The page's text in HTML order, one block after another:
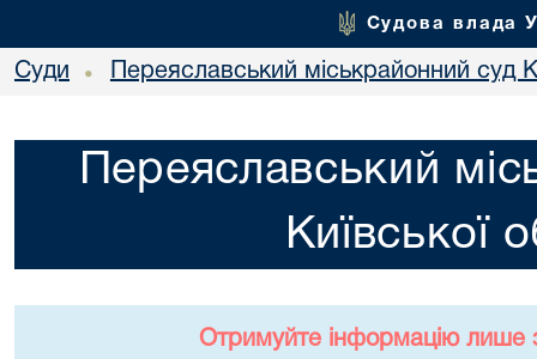
Судова влада
Суди • Переяславський міськрайонний суд
Переяславський
Київської
Отримуйте інформацію лише